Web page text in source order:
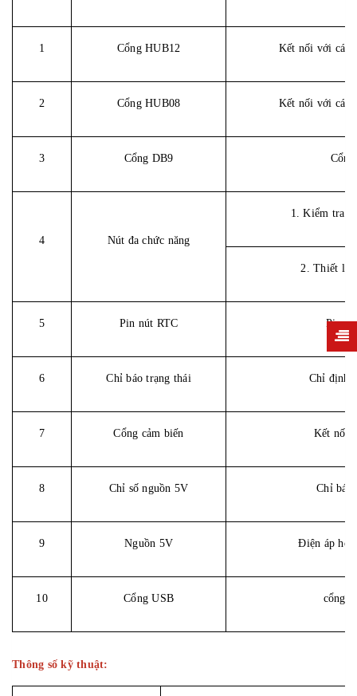
1 Cổng HUB12 Kết nối với các
2 Cổng HUB08 Kết nối với các
3 Cổng DB9
4 Nút đa chức năng
1. Kiểm tra
2. Thiết
5 Pin nút RTC Pin
6 Chỉ báo trạng thái Chỉ định
7 Cổng cảm biến Kết nối
8 Chỉ số nguồn 5V Chỉ báo
9 Nguồn 5V Điện áp hỗ
10 Cổng USB cổng
Thông số kỹ thuật: